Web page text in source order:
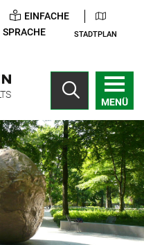
EINFACHE
SPRACHE
STADTPLAN
MENÜ